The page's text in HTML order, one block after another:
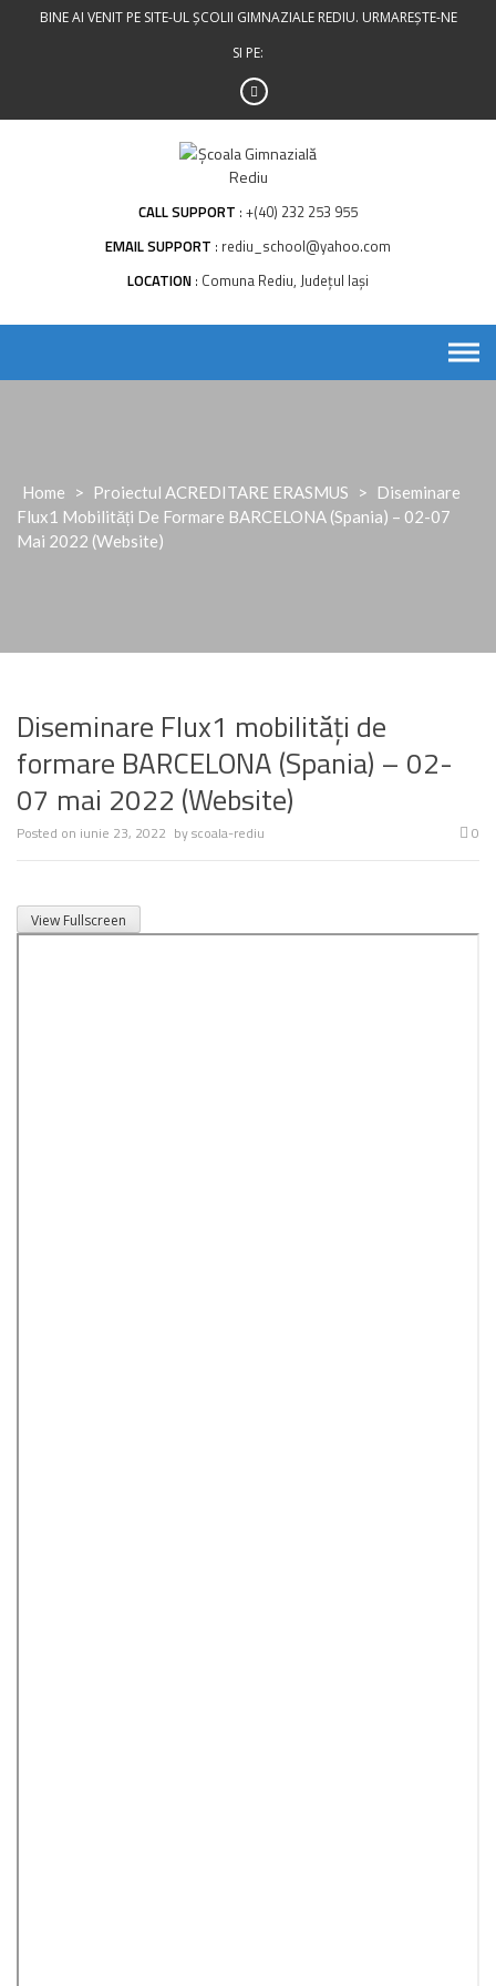
BINE AI VENIT PE SITE-UL ȘCOLII GIMNAZIALE REDIU. URMAREȘTE-NE
SI PE:
CALL SUPPORT +(40) 232 253 955
EMAIL SUPPORT rediu_school@yahoo.com
LOCATION Comuna Rediu, Județul Iași
Home > Proiectul ACREDITARE ERASMUS >
Diseminare
Flux1 Mobilități De Formare BARCELONA (Spania) – 02-07
Mai 2022 (Website)
Diseminare Flux1 mobilități de
formare BARCELONA (Spania) – 02-
07 mai 2022 (Website)
Posted on iunie 23, 2022 byscoala-rediu 0
View Fullscreen